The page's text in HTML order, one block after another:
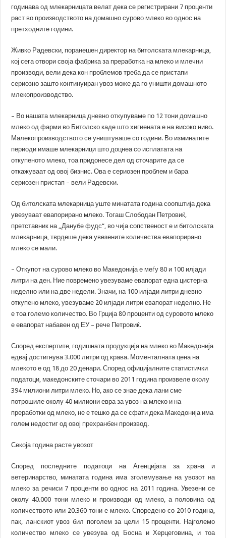
годинава од млекарницата велат дека се регистрирани 7 проценти
раст во производството на домашно сурово млеко во однос на
претходните години.
Живко Радевски, поранешен директор на битолската млекарница,
кој сега отвори своја фабрика за преработка на млеко и млечни
производи, вели дека кон проблемов треба да се пристапи
сериозно зашто континуиран увоз може да го уништи домашното
млекопроизводство.
– Во нашата млекарница дневно откупуваме по 12 тони домашно
млеко од фарми во Битолско каде што хигиената е на високо ниво.
Малекопроизводството се уништуваше со години. Во изминатите
периоди имаше млекарници што доцнеа со исплатата на
откупеното млеко, тоа придонесе дел од сточарите да се
откажуваат од овој бизнис. Ова е сериозен проблем и бара
сериозен пристап – вели Радевски.
Од битолската млекарница уште минатата година соопштија дека
увезуваат евапорирано млеко. Тогаш Слободан Петровиќ,
претставник на „Данубе фудс“, во чија сопственост е и битолската
млекарница, тврдеше дека увезените количества евапорирано
млеко се мали.
– Откупот на сурово млеко во Македонија е меѓу 80 и 100 илјади
литри на ден. Ние повремено увезуваме евапорат една цистерна
неделно или на две недели. Значи, на 100 илјади литри дневно
откупено млеко, увезуваме 20 илјади литри евапорат неделно. Не
е тоа големо количество. Во Грција 80 проценти од суровото млеко
е евапорат набавен од ЕУ – рече Петровиќ.
Според експертите, годишната продукција на млеко во Македонија
едвај достигнува 3.000 литри од крава. Моменталната цена на
млекото е од 18 до 20 денари. Според официјалните статистички
податоци, македонските сточари во 2011 година произвеле околу
394 милиони литри млеко. Но, ако се знае дека лани сме
потрошиле околу 40 милиони евра за увоз на млеко и на
преработки од млеко, не е тешко да се сфати дека Македонија има
голем недостиг од овој прехранбен производ.
Секоја година расте увозот
Според последните податоци на Агенцијата за храна и
ветеринарство, минатата година има зголемување на увозот на
млеко за речиси 7 проценти во однос на 2011 година. Увезени се
околу 40.000 тони млеко и производи од млеко, а половина од
количеството или 20.360 тони е млеко. Споредено со 2010 година,
пак, ланскиот увоз бил поголем за цели 15 проценти. Најголемо
количество млеко се увезува од Босна и Херцеговина, и тоа